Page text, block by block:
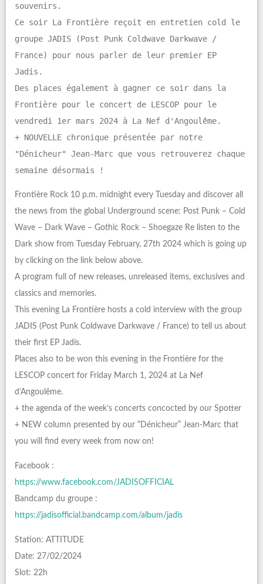
souvenirs.
Ce soir La Frontière reçoit en entretien cold le
groupe JADIS (Post Punk Coldwave Darkwave /
France) pour nous parler de leur premier EP
Jadis.
Des places également à gagner ce soir dans la
Frontière pour le concert de LESCOP pour le
vendredi 1er mars 2024 à La Nef d'Angoulême.
+ NOUVELLE chronique présentée par notre
"Dénicheur" Jean-Marc que vous retrouverez chaque
semaine désormais !
Frontière Rock 10 p.m. midnight every Tuesday and discover all
the news from the global Underground scene: Post Punk – Cold
Wave – Dark Wave – Gothic Rock – Shoegaze Re listen to the
Dark show from Tuesday February, 27th 2024 which is going up
by clicking on the link below above.
A program full of new releases, unreleased items, exclusives and
classics and memories.
This evening La Frontière hosts a cold interview with the group
JADIS (Post Punk Coldwave Darkwave / France) to tell us about
their first EP Jadis.
Places also to be won this evening in the Frontière for the
LESCOP concert for Friday March 1, 2024 at La Nef
d’Angoulême.
+ the agenda of the week’s concerts concocted by our Spotter
+ NEW column presented by our “Dénicheur” Jean-Marc that
you will find every week from now on!
Facebook :
https://www.facebook.com/JADISOFFICIAL
Bandcamp du groupe :
https://jadisofficial.bandcamp.com/album/jadis
Station: ATTITUDE
Date: 27/02/2024
Slot: 22h